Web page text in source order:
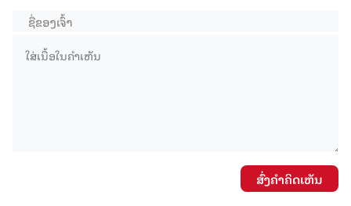
ສົ່ງຄໍາຄິດເຫັນ